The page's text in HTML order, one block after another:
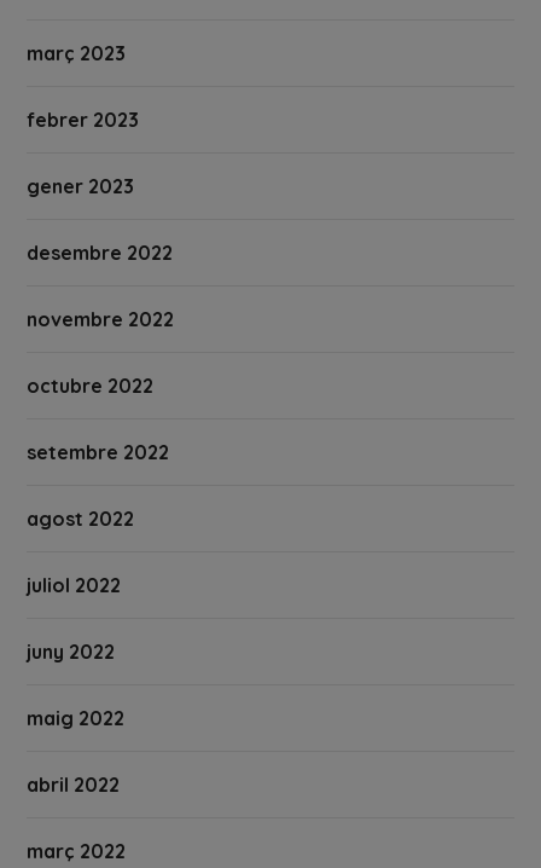
març 2023
febrer 2023
gener 2023
desembre 2022
novembre 2022
octubre 2022
setembre 2022
agost 2022
juliol 2022
juny 2022
maig 2022
abril 2022
març 2022